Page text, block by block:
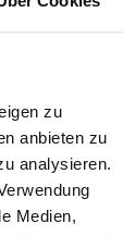
zu
anbieten zu
analysieren.
Medien,